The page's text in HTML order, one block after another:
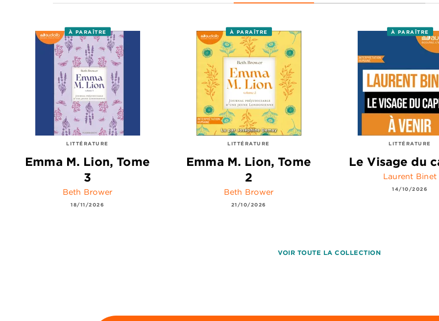
À PARAÎTRE
LITTÉRATURE
Emma M. Lion, Tome
3
Beth Brower
18/11/2026
À PARAÎTRE
LITTÉRATURE
Emma M. Lion, Tome
2
Beth Brower
21/10/2026
À PARAÎTRE
LITTÉRATURE
Le Visage du
Laurent Binet
14/10/2026
VOIR TOUTE LA COLLECTION